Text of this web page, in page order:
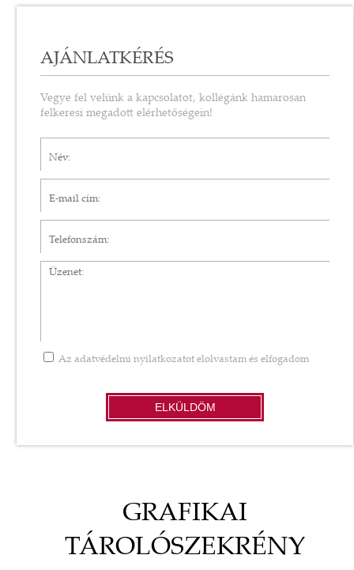
AJÁNLATKÉRÉS
Vegye fel velünk a kapcsolatot, kollégánk hamarosan
felkeresi megadott elérhetőségein!
Üzenet
Az adatvédelmi nyilatkozatot elolvastam és elfogadom
ELKÜLDÖM
GRAFIKAI
TÁROLÓSZEKRÉNY